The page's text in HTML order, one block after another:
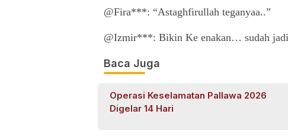
@Fira***: “Astaghfirullah teganyaa..”
@Izmir***: Bikin Ke enakan… sudah jadi
Baca Juga
Operasi Keselamatan Pallawa 2026
Digelar 14 Hari